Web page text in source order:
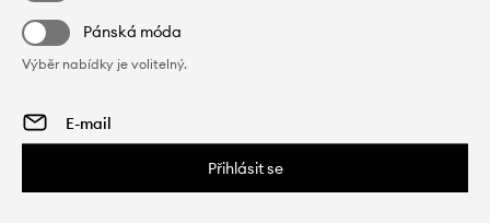
Pánská móda
Výběr nabídky je volitelný.
Přihlásit se